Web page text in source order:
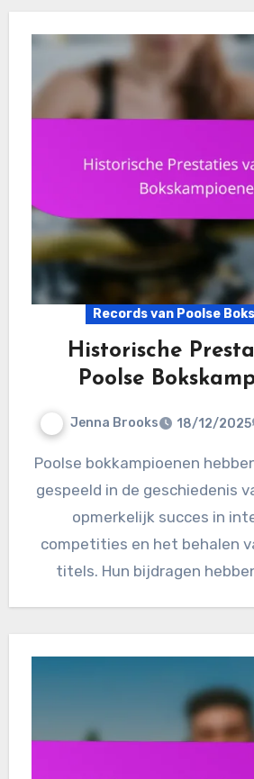
Records van Poolse
Historische
Poolse
Jenna Brooks 18/12/2025
Poolse bokkampioenen hebben een cruciale rol
gespeeld in de geschiedenis
opmerkelijk succes in
competities en het behalen
titels. Hun bijdragen